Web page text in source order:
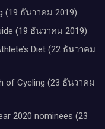
(19 ธันวาคม 2019)
(19 ธันวาคม 2019)
Diet (22 ธันวาคม
of Cycling (23 ธันวาคม
2020 nominees (23